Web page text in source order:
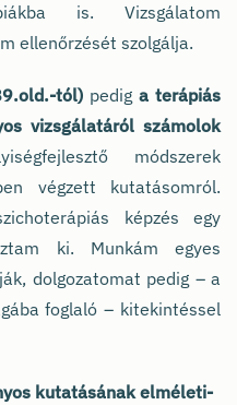
is. Vizsgálatom
ellenőrzését szolgálja.
tól) pediga terápiás
vizsgálatáról számolok
módszerek
végzett kutatásomról.
képzés egy
ki. Munkám egyes
dolgozatomat pedig – a
foglaló – kitekintéssel
kutatásának elméleti-